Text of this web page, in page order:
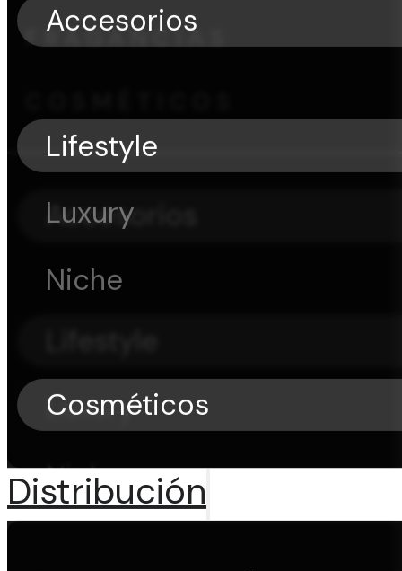
FRAGANCIAS
Accesorios
Luxury
Niche
Accesorios
Lifestyle
Luxury
Niche
Cosméticos
Distribución